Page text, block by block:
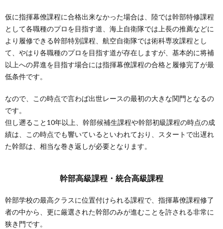
仮に指揮幕僚課程に合格出来なかった場合は、陸では幹部特修課程
として各職種のプロを目指す道、海上自衛隊では上長の推薦などに
より履修できる幹部特別課程、航空自衛隊では術科専攻課程とし
て、やはり各職種のプロを目指す道が存在しますが、基本的に将補
以上への昇進を目指す場合には指揮幕僚課程の合格と履修完了が最
低条件です。
なので、この時点で言わば出世レースの最初の大きな関門となるの
です。
但し遡ること10年以上、幹部候補生課程や幹部初級課程の時点の成
績は、この時点でも響いているといわれており、スタートで出遅れ
た幹部は、相当な巻き返しが必要となります。
幹部高級課程・統合高級課程
幹部学校の最高クラスに位置付けられる課程で、指揮幕僚課程修了
者の中から、更に厳選された幹部のみが進むことを許される非常に
狭き門です。